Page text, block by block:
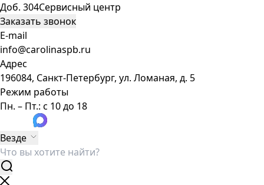
Доб. 304Сервисный центр
Заказать звонок
E-mail
info@carolinaspb.ru
Адрес
196084, Санкт-Петербург, ул. Ломаная, д. 5
Режим работы
Пн. – Пт.: с 10 до 18
Везде